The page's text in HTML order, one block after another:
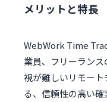
メリットと特長
WebWork Time
業員、フリーラン
視が難しいリモー
る、信頼性の高い